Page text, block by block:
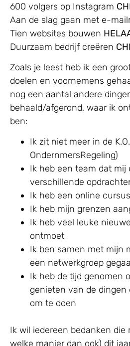
600 volgers op Instagram
Aan de slag gaan met e-
Tien websites bouwen
Duurzaam bedrijf creëren
Zoals je leest heb ik een
doelen en voornemens
nog een aantal andere
behaald/afgerond, waar ik
ben:
Ik zit niet meer in de
OndernmersRegeling)
Ik heb een team dat
verschillende
Ik heb een online
Ik heb mijn grenzen
Ik heb veel leuke
ontmoet
Ik ben samen met mijn
een netwerkgroep
Ik heb de tijd genomen
genieten van de
om te doen
Ik wil iedereen bedanken die
welke manier dan ook) dit